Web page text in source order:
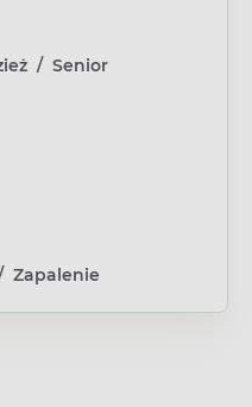
/ Senior
Zapalenie